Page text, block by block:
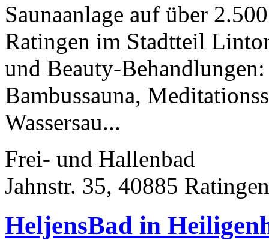
Saunaanlage auf über
Ratingen im Stadtteil
und Beauty-Behandlungen:
Bambussauna,
Wassersau...
Frei- und Hallenbad
Jahnstr. 35, 40885 Ratingen
HeljensBad in